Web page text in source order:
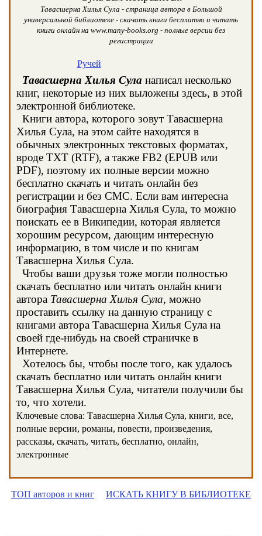
Тавасшерна Хилья Сула - страница автора в Большой
универсальной библиотеке - скачать книги бесплатно и читать
книги онлайн на www.many-books.org - полные версии без
регистрации
Ручей
Тавасшерна Хилья Сула написал несколько
книг, некоторые из них выложены здесь, в этой
электронной библиотеке.
Книги автора, которого зовут Тавасшерна
Хилья Сула, на этом сайте находятся в
обычных электронных текстовых форматах,
вроде TXT (RTF), а также FB2 (EPUB или
PDF), поэтому их полные версии можно
бесплатно скачать и читать онлайн без
регистрации и без СМС. Если вам интересна
биография Тавасшерна Хилья Сула, то можно
поискать ее в Википедии, которая является
хорошим ресурсом, дающим интересную
информацию, в том числе и по книгам
Тавасшерна Хилья Сула.
Чтобы ваши друзья тоже могли полностью
скачать бесплатно или читать онлайн книги
автора Тавасшерна Хилья Сула, можно
проставить ссылку на данную страницу с
книгами автора Тавасшерна Хилья Сула на
своей где-нибудь на своей страничке в
Интернете.
Хотелось бы, чтобы после того, как удалось
скачать бесплатно или читать онлайн книги
Тавасшерна Хилья Сула, читатели получили бы
то, что хотели.
Ключевые слова: Тавасшерна Хилья Сула, книги, все,
полные версии, романы, повести, произведения,
рассказы, скачать, читать, бесплатно, онлайн,
электронные
ТОП авторов и книг ИСКАТЬ КНИГУ В БИБЛИОТЕКЕ